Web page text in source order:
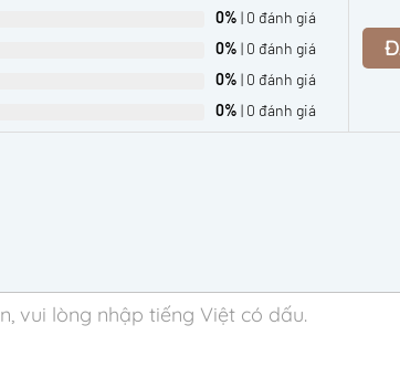
0% | 0 đánh giá
0% | 0 đánh giá
0% | 0 đánh giá
0% | 0 đánh giá